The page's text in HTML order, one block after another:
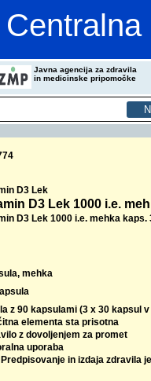
Javna agencija za zdravila
in medicinske pripomočke
D3 Lek
D3 Lek 1000 i.e.
D3 Lek 1000 i.e. mehka kaps.
mehka
z 90 kapsulami (3 x 30 kapsul
elementa sta prisotna
z dovoljenjem za promet
uporaba
Predpisovanje in izdaja zdravila